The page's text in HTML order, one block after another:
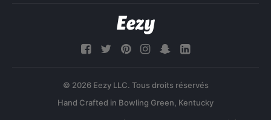
© 2026 Eezy LLC. Tous droits réservés